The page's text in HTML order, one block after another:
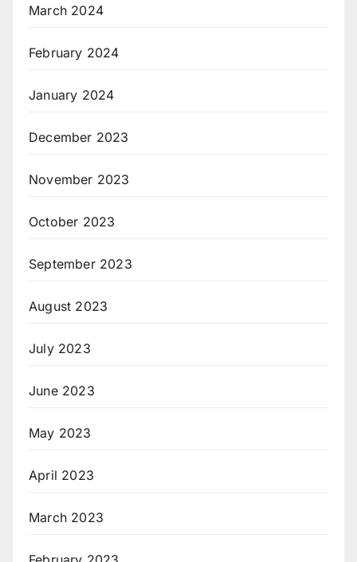
March 2024
February 2024
January 2024
December 2023
November 2023
October 2023
September 2023
August 2023
July 2023
June 2023
May 2023
April 2023
March 2023